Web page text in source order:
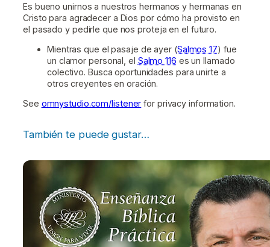
Es bueno unirnos a nuestros hermanos y hermanas en
Cristo para agradecer a Dios por cómo ha provisto en
el pasado y pedirle que nos proteja en el futuro.
Mientras que el pasaje de ayer (Salmos 17) fue
un clamor personal, el Salmo 116 es un llamado
colectivo. Busca oportunidades para unirte a
otros creyentes en oración.
See omnystudio.com/listener for privacy information.
También te puede gustar…